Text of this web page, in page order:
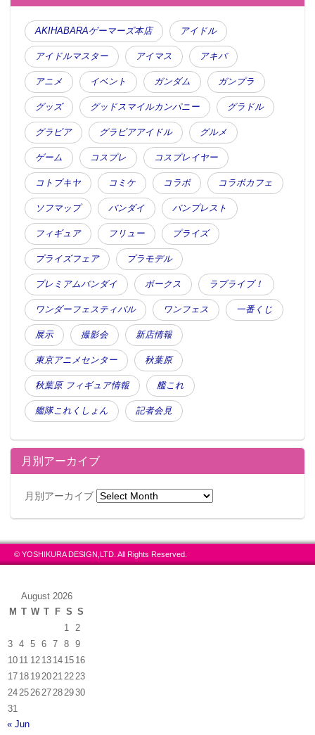
AKIHABARAゲーマーズ本店 アイドル
アイドルマスター アイマス アキバ
アニメ イベント ガンダム ガンプラ
グッズ グッドスマイルカンパニー グラドル
グラビア グラビアアイドル グルメ
ゲーム コスプレ コスプレイヤー
コトブキヤ コミケ コラボ コラボカフェ
ソフマップ バンダイ バンプレスト
フィギュア フリュー プライズ
プライズフェア プラモデル
プレミアムバンダイ ボークス ラブライブ！
ワンダーフェスティバル ワンフェス 一番くじ
展示 撮影会 新店情報
東京アニメセンター 秋葉原
秋葉原 フィギュア情報 艦これ
艦隊これくしょん 記者会見
月別アーカイブ
月別アーカイブ
© YOSHIKURA DESIGN,LTD. All Rights Reserved.
August 2026
M T W T F S S
1
2
3
4 5 6 7 8
9
10 11 12 13 14 15 16
17 18 19 20 21 22 23
24 25 26 27 28 2930
31
« Jun